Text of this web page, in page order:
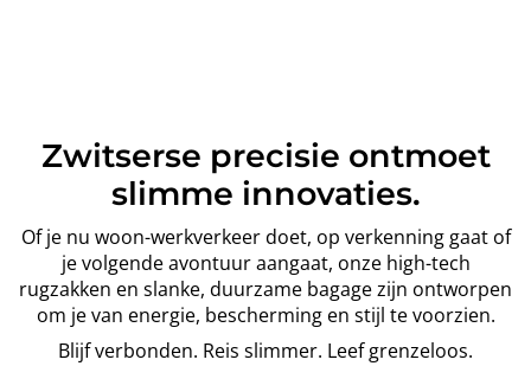
Zwitserse precisie ontmoet
slimme innovaties.
Of je nu woon-werkverkeer doet, op verkenning gaat of
je volgende avontuur aangaat, onze high-tech
rugzakken en slanke, duurzame bagage zijn ontworpen
om je van energie, bescherming en stijl te voorzien.
Blijf verbonden. Reis slimmer. Leef grenzeloos.